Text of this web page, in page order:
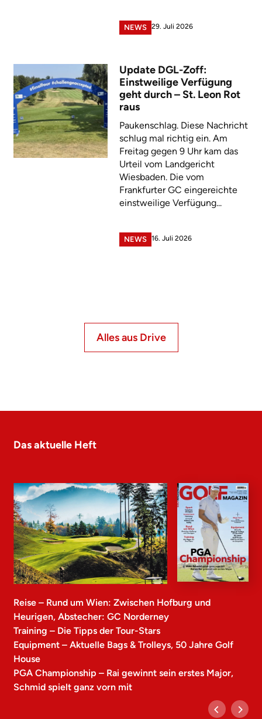
NEWS 29. Juli 2026
Update DGL-Zoff:
Einstweilige Verfügung
geht durch – St. Leon Rot
raus
Paukenschlag. Diese Nachricht
schlug mal richtig ein. Am
Freitag gegen 9 Uhr kam das
Urteil vom Landgericht
Wiesbaden. Die vom
Frankfurter GC eingereichte
einstweilige Verfügung...
NEWS 16. Juli 2026
Alles aus Drive
Das aktuelle Heft
Reise – Rund um Wien: Zwischen Hofburg und
Heurigen, Abstecher: GC Norderney
Training – Die Tipps der Tour-Stars
Equipment – Aktuelle Bags & Trolleys, 50 Jahre Golf
House
PGA Championship – Rai gewinnt sein erstes Major,
Schmid spielt ganz vorn mit